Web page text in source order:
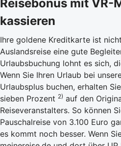
Reisebonus mit VR-
kassieren
Ihre goldene Kreditkarte ist
Auslandsreise eine gute
Urlaubsbuchung lohnt es sich,
Wenn Sie Ihren Urlaub bei
Urlaubsplus buchen, erhalten
sieben Prozent 2) auf den
Reiseveranstalters. So können
Pauschalreise von 3.100 Euro
es kommt noch besser. Wenn